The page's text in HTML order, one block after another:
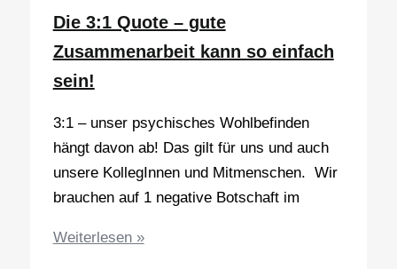
Die 3:1 Quote – gute
Zusammenarbeit kann so einfach
sein!
3:1 – unser psychisches Wohlbefinden
hängt davon ab! Das gilt für uns und auch
unsere KollegInnen und Mitmenschen. Wir
brauchen auf 1 negative Botschaft im
Die
Weiterlesen »